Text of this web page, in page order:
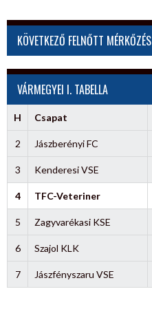
NAVIGATION
KÖVETKEZŐ FELNŐTT MÉRKŐZÉS
VÁRMEGYEI I. TABELLA
H Csapat
2 Jászberényi FC
3 Kenderesi VSE
4 TFC-Veteriner
5 Zagyvarékasi KSE
6 Szajol KLK
7 Jászfényszaru VSE